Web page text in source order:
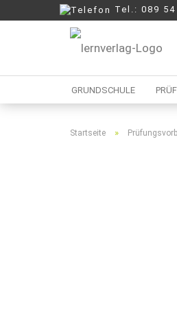
Tel.: 089
GRUNDSCHULE
Startseite »